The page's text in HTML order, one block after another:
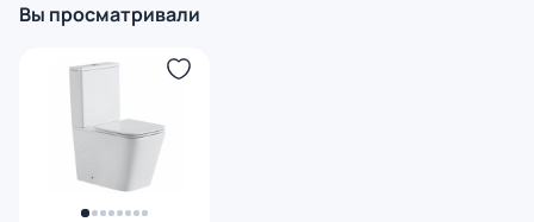
Вы просматривали